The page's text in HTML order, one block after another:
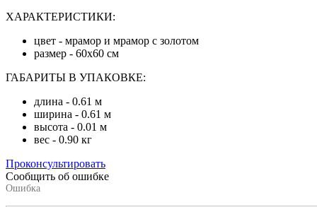
ХАРАКТЕРИСТИКИ:
цвет - мрамор и мрамор с золотом
размер - 60х60 см
ГАБАРИТЫ В УПАКОВКЕ:
длина - 0.61 м
ширина - 0.61 м
высота - 0.01 м
вес - 0.90 кг
Проконсультировать
Сообщить об ошибке
Ошибка